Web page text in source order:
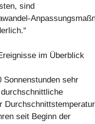
sind
im Überblick
sehr
Durchschnittstemperatur
seit Beginn der